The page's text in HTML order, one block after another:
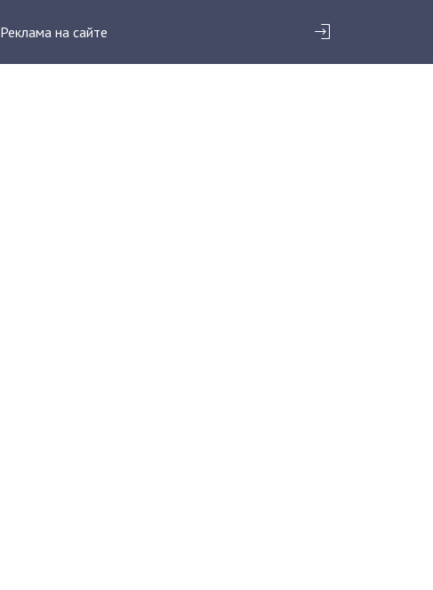
Реклама на сайте